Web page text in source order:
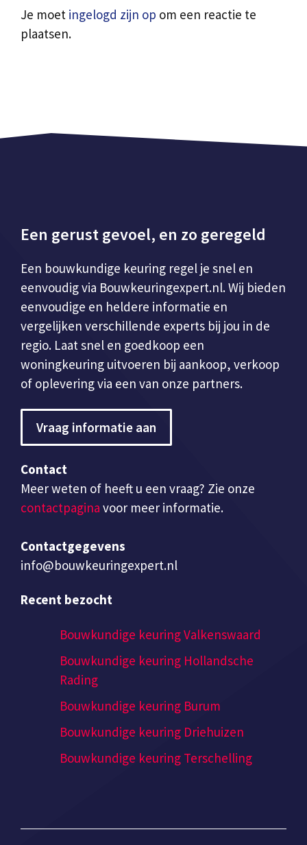
Je moet ingelogd zijn op om een reactie te
plaatsen.
Een gerust gevoel, en zo geregeld
Een bouwkundige keuring regel je snel en
eenvoudig via Bouwkeuringexpert.nl. Wij bieden
eenvoudige en heldere informatie en
vergelijken verschillende experts bij jou in de
regio. Laat snel en goedkoop een
woningkeuring uitvoeren bij aankoop, verkoop
of oplevering via een van onze partners.
Vraag informatie aan
Contact
Meer weten of heeft u een vraag? Zie onze
contactpagina voor meer informatie.
Contactgegevens
info@bouwkeuringexpert.nl
Recent bezocht
Bouwkundige keuring Valkenswaard
Bouwkundige keuring Hollandsche
Rading
Bouwkundige keuring Burum
Bouwkundige keuring Driehuizen
Bouwkundige keuring Terschelling